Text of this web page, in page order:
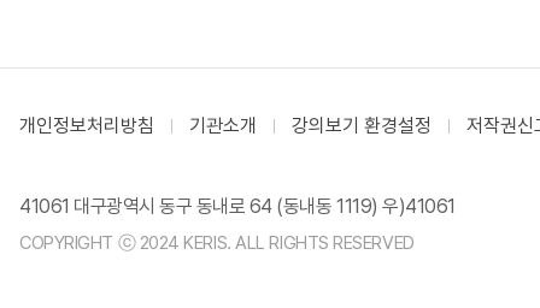
개인정보처리방침 기관소개 강의보기 환경설정 저작권신
41061 대구광역시 동구 동내로 64 (동내동 1119) 우)41061
COPYRIGHT ⓒ 2024 KERIS. ALL RIGHTS RESERVED